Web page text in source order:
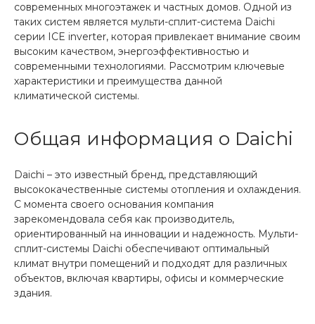
современных многоэтажек и частных домов. Одной из
таких систем является мульти-сплит-система Daichi
серии ICE inverter, которая привлекает внимание своим
высоким качеством, энергоэффективностью и
современными технологиями. Рассмотрим ключевые
характеристики и преимущества данной
климатической системы.
Общая информация о Daichi
Daichi – это известный бренд, представляющий
высококачественные системы отопления и охлаждения.
С момента своего основания компания
зарекомендовала себя как производитель,
ориентированный на инновации и надежность. Мульти-
сплит-системы Daichi обеспечивают оптимальный
климат внутри помещений и подходят для различных
объектов, включая квартиры, офисы и коммерческие
здания.